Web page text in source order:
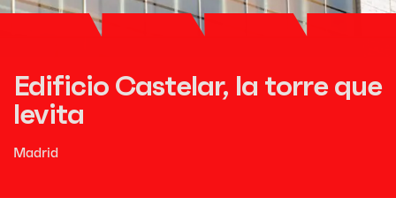
Edificio Castelar, la torre que
levita
Madrid